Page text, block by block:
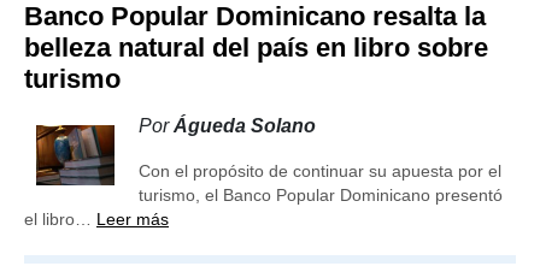
Banco Popular Dominicano resalta la
belleza natural del país en libro sobre
turismo
PorÁgueda Solano
Con el propósito de continuar su apuesta por el
turismo, el Banco Popular Dominicano presentó
el libro… Leer más